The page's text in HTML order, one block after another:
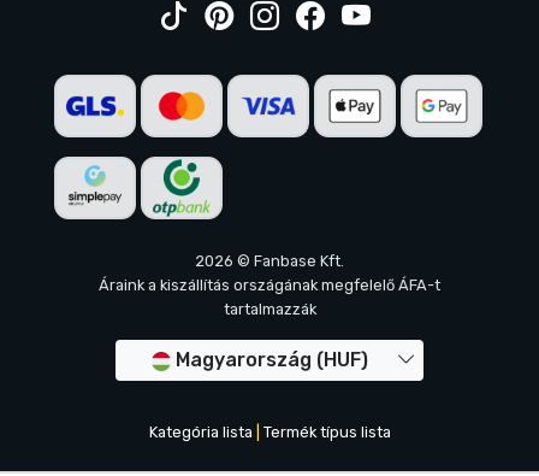
2026 © Fanbase Kft.
Áraink a kiszállítás országának megfelelő ÁFA-t
tartalmazzák
Magyarország (HUF)
Kategória lista Termék típus lista